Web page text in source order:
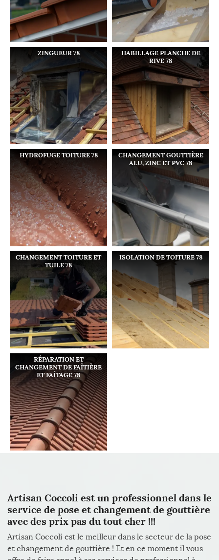
ZINGUEUR 78
HABILLAGE PLANCHE DE
RIVE 78
HYDROFUGE TOITURE 78
CHANGEMENT GOUTTIÈRE
ALU, ZINC ET PVC 78
CHANGEMENT TOITURE ET
TUILE 78
ISOLATION DE TOITURE 78
RÉPARATION ET
CHANGEMENT DE FAÎTIÈRE
ET FAÎTAGE 78
Artisan Coccoli est un professionnel dans le
service de pose et changement de gouttière
avec des prix pas du tout cher !!!
Artisan Coccoli est le meilleur dans le secteur de la pose
et changement de gouttière ! Et en ce moment il vous